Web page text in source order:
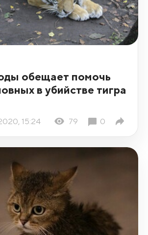
обещает помочь
в убийстве тигра
15:24 79 0